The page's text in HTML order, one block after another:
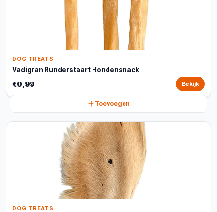
DOG TREATS
Vadigran Runderstaart Hondensnack
€0,99 Bekijk
Toevoegen
DOG TREATS